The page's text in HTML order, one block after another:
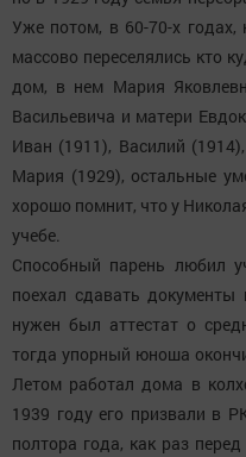
Уже потом, в 60-70-х годах,
массово переселялись кто
дом, в нем Мария
Васильевича и матери
Иван (1911), Василий
Мария (1929), остальные
хорошо помнит, что у
учебе.
Способный парень любил
поехал сдавать
нужен был аттестат о
тогда упорный юноша
Летом работал дома в
1939 году его призвали в
полтора года, как раз